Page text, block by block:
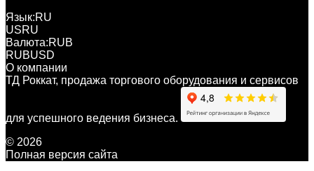
Язык:RU
USRU
Валюта:RUB
RUBUSD
О компании
ТД Роккат, продажа торгового оборудования и сервисов
для успешного ведения бизнеса.
© 2026
Полная версия сайта